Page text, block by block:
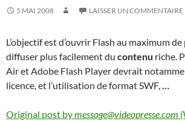
5 MAI 2008 LAISSER UN COMMENTAIRE
L’objectif est d’ouvrir Flash au maximum
diffuser plus facilement du contenu riche.
Air et Adobe Flash Player devrait
licence, et l’utilisation de format SWF,…
Original post bymessage@videopresse.com